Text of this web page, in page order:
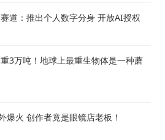
道：推出个人数字分身 开放AI授权
3万吨！地球上最重生物体是一种蘑
爆火 创作者竟是眼镜店老板！